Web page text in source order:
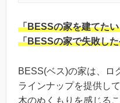
「BESSの家を建てた
「BESSの家で失敗し
BESS(ベス)の家は、ロ
ラインナップを提供し
木のぬくもりを感じる